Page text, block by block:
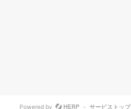
Powered by - サービストップ